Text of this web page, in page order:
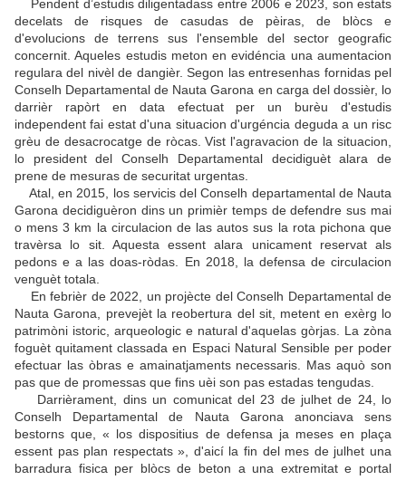
Pendent d’estudis diligentadass entre 2006 e 2023, son estats
decelats de risques de casudas de pèiras, de blòcs e
d'evolucions de terrens sus l'ensemble del sector geografic
concernit. Aqueles estudis meton en evidéncia una aumentacion
regulara del nivèl de dangièr. Segon las entresenhas fornidas pel
Conselh Departamental de Nauta Garona en carga del dossièr, lo
darrièr rapòrt en data efectuat per un burèu d'estudis
independent fai estat d'una situacion d'urgéncia deguda a un risc
grèu de desacrocatge de ròcas. Vist l'agravacion de la situacion,
lo president del Conselh Departamental decidiguèt alara de
prene de mesuras de securitat urgentas.
Atal, en 2015, los servicis del Conselh departamental de Nauta
Garona decidiguèron dins un primièr temps de defendre sus mai
o mens 3 km la circulacion de las autos sus la rota pichona que
travèrsa lo sit. Aquesta essent alara unicament reservat als
pedons e a las doas-ròdas. En 2018, la defensa de circulacion
venguèt totala.
En febrièr de 2022, un projècte del Conselh Departamental de
Nauta Garona, prevejèt la reobertura del sit, metent en exèrg lo
patrimòni istoric, arqueologic e natural d'aquelas gòrjas. La zòna
foguèt quitament classada en Espaci Natural Sensible per poder
efectuar las òbras e amainatjaments necessaris. Mas aquò son
pas que de promessas que fins uèi son pas estadas tengudas.
Darrièrament, dins un comunicat del 23 de julhet de 24, lo
Conselh Departamental de Nauta Garona anonciava sens
bestorns que, « los dispositius de defensa ja meses en plaça
essent pas plan respectats », d'aicí la fin del mes de julhet una
barradura fisica per blòcs de beton a una extremitat e portal